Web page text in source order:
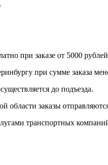
при заказе от 5000
при сумме заказа
до подъезда.
области заказы
транспортных